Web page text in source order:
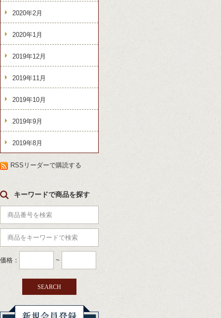
2020年2月
2020年1月
2019年12月
2019年11月
2019年10月
2019年9月
2019年8月
RSSリーダーで購読する
キーワードで商品を探す
価格： ~